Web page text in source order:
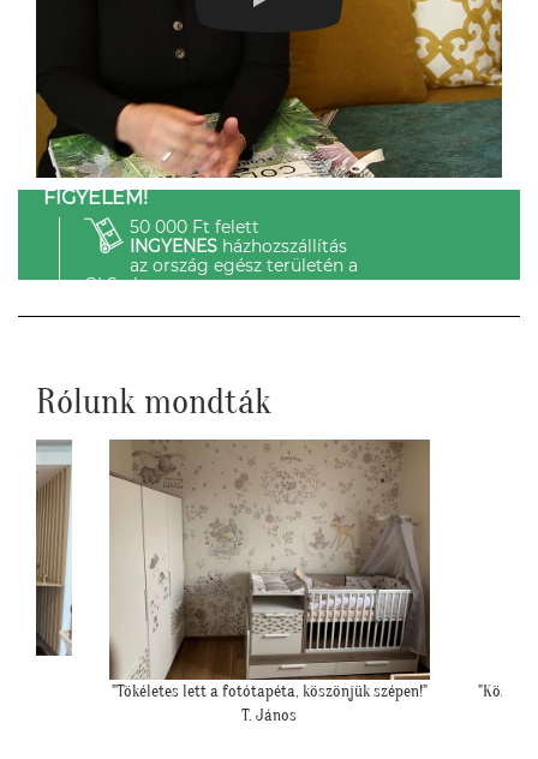
FIGYELEM!
50 000 Ft felett
INGYENESházhozszállítás
az ország egész területén a
GLS-el.
Rólunk mondták
"Köszönjük a jó tanácsot! Elkészítettük a hálónk
falát. Szuper lett!"